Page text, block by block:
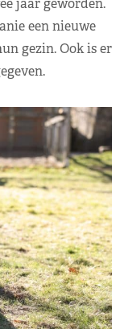
een nieuwe
gezin. Ook is er